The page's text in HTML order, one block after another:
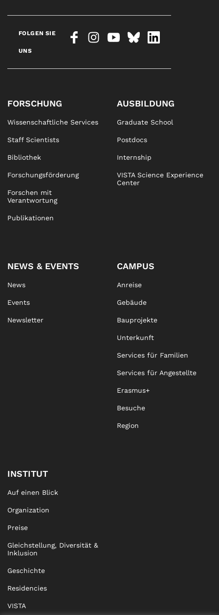
FOLGEN SIE
UNS
FORSCHUNG
Wissenschaftliche Services
Staff Scientists
Bibliothek
Forschungsförderung
Forschen mit
Verantwortung
Publikationen
AUSBILDUNG
Graduate School
Postdocs
Internship
VISTA Science Experience
Center
NEWS & EVENTS
News
Events
Newsletter
CAMPUS
Anreise
Gebäude
Bauprojekte
Unterkunft
Services für Familien
Services für Angestellte
Erasmus+
Besuche
Region
INSTITUT
Auf einen Blick
Organization
Preise
Gleichstellung, Diversität &
Inklusion
Geschichte
Residencies
VISTA